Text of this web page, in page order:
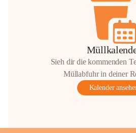
Sieh dir die kommenden
Müllabfuhr in deiner
Kalender